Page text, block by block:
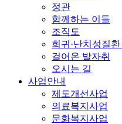
정관
함께하는 이들
조직도
희귀·난치성질
걸어온 발자취
오시는 길
사업안내
제도개선사업
의료복지사업
문화복지사업